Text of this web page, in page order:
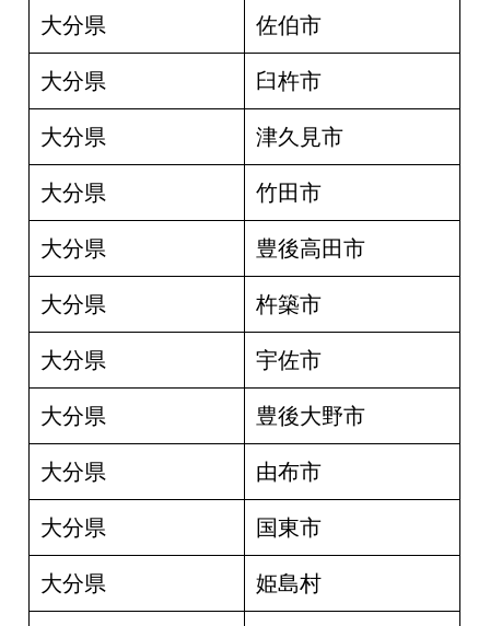
大分県 佐伯市
大分県 臼杵市
大分県 津久見市
大分県 竹田市
大分県 豊後高田市
大分県 杵築市
大分県 宇佐市
大分県 豊後大野市
大分県 由布市
大分県 国東市
大分県 姫島村